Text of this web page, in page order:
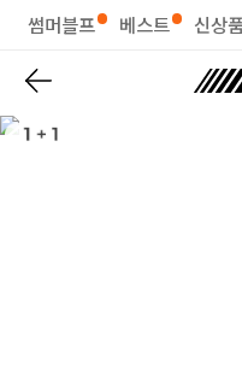
썸머블프 베스트 신상